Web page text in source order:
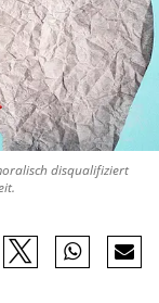
disqualifiziert